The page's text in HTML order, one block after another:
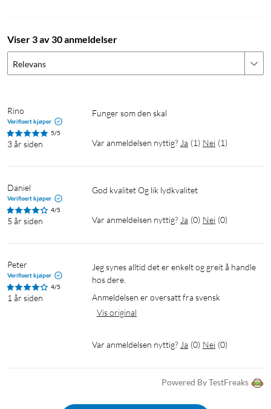
Viser 3 av 30 anmeldelser
Relevans
Rino
Verifisert kjøper
5/5
3 år siden
Funger som den skal
Var anmeldelsen nyttig? Ja (1) Nei (1)
Daniel
Verifisert kjøper
4/5
5 år siden
God kvalitet Og lik lydkvalitet
Var anmeldelsen nyttig? Ja (0) Nei (0)
Peter
Verifisert kjøper
4/5
1 år siden
Jeg synes alltid det er enkelt og greit å handle
hos dere.
Anmeldelsen er oversatt fra svensk
Vis original
Var anmeldelsen nyttig? Ja (0) Nei (0)
Powered By TestFreaks